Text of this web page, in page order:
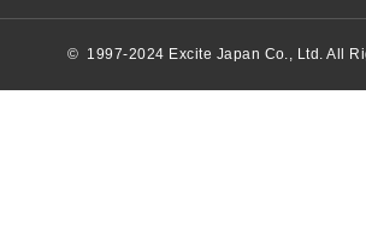
©  1997-2024 Excite Japan Co., Ltd. All